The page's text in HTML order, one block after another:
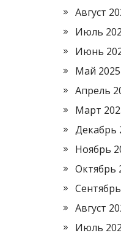
Август
Июль
Июнь
Май 2025
Апрель
Март
Декабрь
Ноябрь
Октябрь
Август
Июль